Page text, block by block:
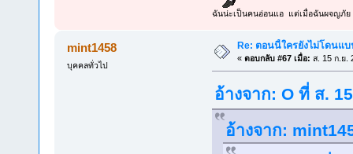
ฉันน่ะเป็นคนอ่อนแอ แต่เมื่อฉันผจญภัย
mint1458
บุคคลทั่วไป
Re: ตอนนี้ใครยังไม่โดนแ
« ตอบกลับ #67 เมื่อ: ส. 15 ก.ย.
อ้างจาก: O ที่ ส.
อ้างจาก: